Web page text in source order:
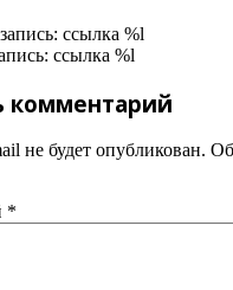
ссылка %l
ссылка %l
комментарий
не будет опубликован.
*